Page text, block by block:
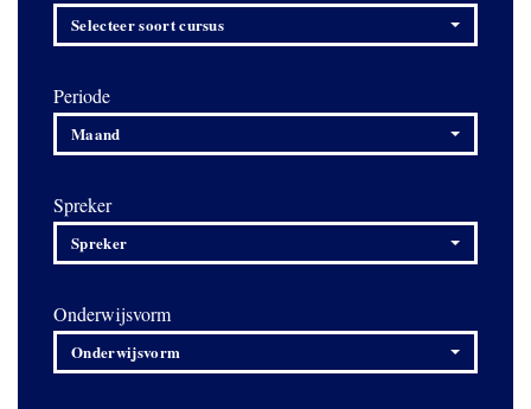
Selecteer soort cursus
Periode
Maand
Spreker
Spreker
Onderwijsvorm
Onderwijsvorm